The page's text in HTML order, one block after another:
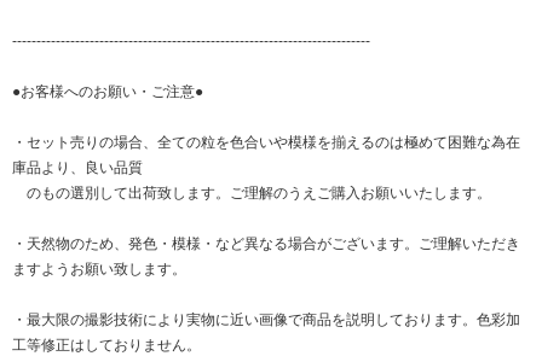
--------------------------------------------------------------------------
●お客様へのお願い・ご注意●
・セット売りの場合、全ての粒を色合いや模様を揃えるのは極めて困難な為在
庫品より、良い品質
のもの選別して出荷致します。ご理解のうえご購入お願いいたします。
・天然物のため、発色・模様・など異なる場合がございます。ご理解いただき
ますようお願い致します。
・最大限の撮影技術により実物に近い画像で商品を説明しております。色彩加
工等修正はしておりません。